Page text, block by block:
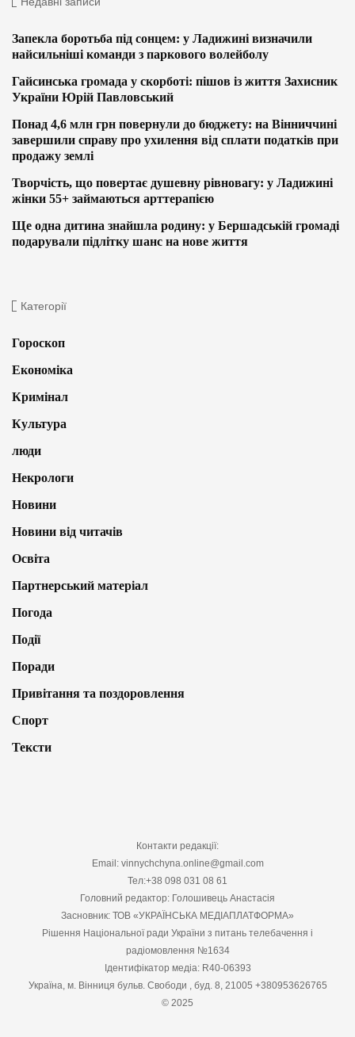
Запекла боротьба під сонцем: у Ладижині визначили
найсильніші команди з паркового волейболу
Гайсинська громада у скорботі: пішов із життя Захисник
України Юрій Павловський
Понад 4,6 млн грн повернули до бюджету: на Вінниччині
завершили справу про ухилення від сплати податків при
продажу землі
Творчість, що повертає душевну рівновагу: у Ладижині
жінки 55+ займаються арттерапією
Ще одна дитина знайшла родину: у Бершадській громаді
подарували підлітку шанс на нове життя
Категорії
Гороскоп
Економіка
Кримінал
Культура
люди
Некрологи
Новини
Новини від читачів
Освіта
Партнерський матеріал
Погода
Події
Поради
Привітання та поздоровлення
Спорт
Тексти
Контакти редакції:
Email: vinnychchyna.online@gmail.com
Тел:+38 098 031 08 61
Головний редактор: Голошивець Анастасія
Засновник: ТОВ «УКРАЇНСЬКА МЕДІАПЛАТФОРМА»
Рішення Національної ради України з питань телебачення і
радіомовлення №1634
Ідентифікатор медіа: R40-06393
Україна, м. Вінниця бульв. Свободи , буд. 8, 21005 +380953626765
© 2025